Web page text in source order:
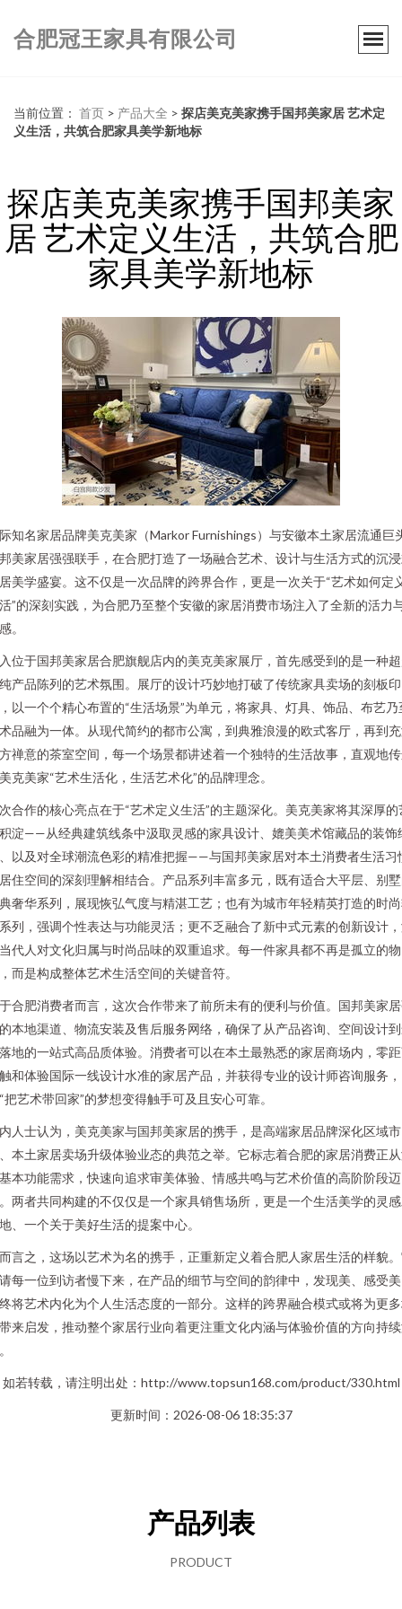
合肥冠王家具有限公司
当前位置： 首页 > 产品大全 > 探店美克美家携手国邦美家居 艺术定
义生活，共筑合肥家具美学新地标
探店美克美家携手国邦美家
居 艺术定义生活，共筑合肥
家具美学新地标
知名家居品牌美克美家（Markor Furnishings）与安徽本土家居流通巨
美家居强强联手，在合肥打造了一场融合艺术、设计与生活方式的沉
美学盛宴。这不仅是一次品牌的跨界合作，更是一次关于“艺术如何定
”的深刻实践，为合肥乃至整个安徽的家居消费市场注入了全新的活力
。
位于国邦美家居合肥旗舰店内的美克美家展厅，首先感受到的是一种
产品陈列的艺术氛围。展厅的设计巧妙地打破了传统家具卖场的刻板印
以一个个精心布置的“生活场景”为单元，将家具、灯具、饰品、布艺乃
品融为一体。从现代简约的都市公寓，到典雅浪漫的欧式客厅，再到
禅意的茶室空间，每一个场景都讲述着一个独特的生活故事，直观地
克美家“艺术生活化，生活艺术化”的品牌理念。
合作的核心亮点在于“艺术定义生活”的主题深化。美克美家将其深厚的
淀——从经典建筑线条中汲取灵感的家具设计、媲美美术馆藏品的装饰
以及对全球潮流色彩的精准把握——与国邦美家居对本土消费者生活习
住空间的深刻理解相结合。产品系列丰富多元，既有适合大平层、别
奢华系列，展现恢弘气度与精湛工艺；也有为城市年轻精英打造的时
列，强调个性表达与功能灵活；更不乏融合了新中式元素的创新设计
代人对文化归属与时尚品味的双重追求。每一件家具都不再是孤立的物
而是构成整体艺术生活空间的关键音符。
合肥消费者而言，这次合作带来了前所未有的便利与价值。国邦美家
本地渠道、物流安装及售后服务网络，确保了从产品咨询、空间设计
地的一站式高品质体验。消费者可以在本土最熟悉的家居商场内，零
和体验国际一线设计水准的家居产品，并获得专业的设计师咨询服务，
把艺术带回家”的梦想变得触手可及且安心可靠。
人士认为，美克美家与国邦美家居的携手，是高端家居品牌深化区域市
本土家居卖场升级体验业态的典范之举。它标志着合肥的家居消费正
本功能需求，快速向追求审美体验、情感共鸣与艺术价值的高阶阶段迈
两者共同构建的不仅仅是一个家具销售场所，更是一个生活美学的灵
、一个关于美好生活的提案中心。
言之，这场以艺术为名的携手，正重新定义着合肥人家居生活的样貌
每一位到访者慢下来，在产品的细节与空间的韵律中，发现美、感受
将艺术内化为个人生活态度的一部分。这样的跨界融合模式或将为更
来启发，推动整个家居行业向着更注重文化内涵与体验价值的方向持
如若转载，请注明出处：http://www.topsun168.com/product/330.html
更新时间：2026-08-06 18:35:37
产品列表
PRODUCT